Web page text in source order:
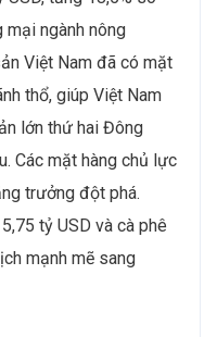
ngành nông
Việt Nam đã có mặt
thổ, giúp Việt Nam
lớn thứ hai Đông
Các mặt hàng chủ lực
trưởng đột phá.
tỷ USD và cà phê
mạnh mẽ sang